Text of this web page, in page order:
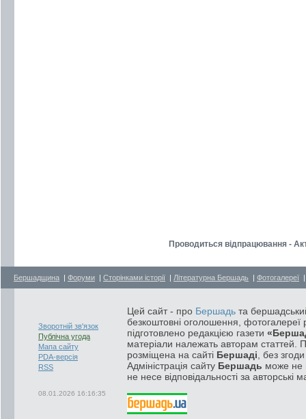
Проводиться відпрацювання -
Бершадщина | Форуми | Сторінками історії | Літературна Бершадь | Фотогалереї
Зворотній зв'язок
Публічна угода
Мапа сайту
PDA-версія
RSS
08.01.2026 16:16:35
Цей сайт - про Бершадь та
безкоштовні оголошення, фотогалереї
підготовлено редакцією газети
матеріали належать авторам статтей.
розміщена на сайті Бершаді , без
Адміністрація сайту Бершадь може не
не несе відповідальності за авторські